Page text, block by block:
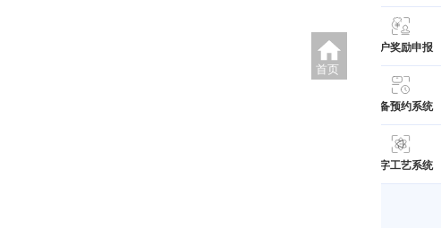
用户奖励申报
设备预约系统
数字工艺系统
首页